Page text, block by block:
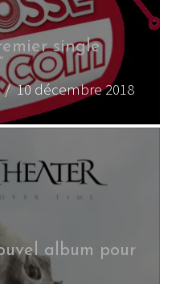
single
10 décembre 2018
album pour